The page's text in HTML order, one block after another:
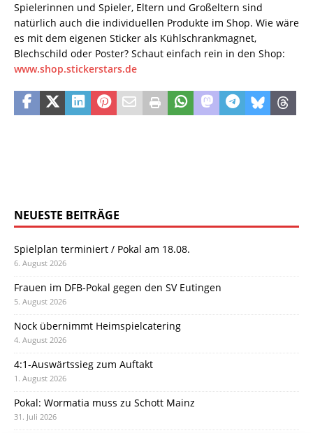
Spielerinnen und Spieler, Eltern und Großeltern sind
natürlich auch die individuellen Produkte im Shop. Wie wäre
es mit dem eigenen Sticker als Kühlschrankmagnet,
Blechschild oder Poster? Schaut einfach rein in den Shop:
www.shop.stickerstars.de
NEUESTE BEITRÄGE
Spielplan terminiert / Pokal am 18.08.
6. August 2026
Frauen im DFB-Pokal gegen den SV Eutingen
5. August 2026
Nock übernimmt Heimspielcatering
4. August 2026
4:1-Auswärtssieg zum Auftakt
1. August 2026
Pokal: Wormatia muss zu Schott Mainz
31. Juli 2026